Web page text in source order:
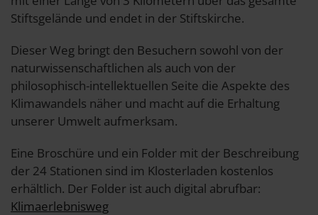
Stiftsgelände und endet in der Stiftskirche.
Dieser Weg bringt den Besuchern sowohl von der
naturwissenschaftlichen als auch von der
philosophisch-intellektuellen Seite die Aspekte des
Klimawandels näher und macht auf die Erhaltung
unserer Umwelt aufmerksam.
Eine Broschüre und ein Folder mit der Beschreibung
der 24 Stationen sind im Klosterladen kostenlos
erhältlich. Der Folder ist auch digital abrufbar:
Klimaerlebnisweg